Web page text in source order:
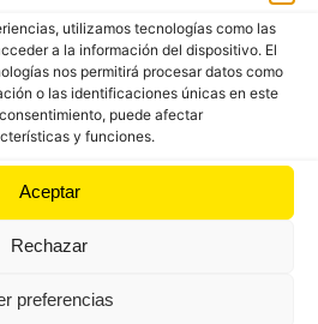
utilizamos tecnologías como las
a la información del dispositivo. El
nos permitirá procesar datos como
o las identificaciones únicas en este
puede afectar
y funciones.
Aceptar
Rechazar
preferencias
más pueblos el camino
llano y cómodo, ya que el
llegar a Tapia. Ésta es
la que se puede disfrutar de
paseo, puerto, faro…